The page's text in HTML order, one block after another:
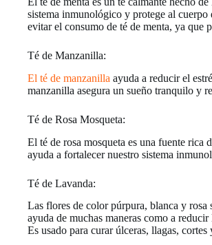
sistema inmunológico y protege al cuerpo
evitar el consumo de té de menta, ya que
Té de Manzanilla:
El té de manzanilla ayuda a reducir el
manzanilla asegura un sueño tranquilo y
Té de Rosa Mosqueta:
El té de rosa mosqueta es una fuente
ayuda a fortalecer nuestro sistema
Té de Lavanda:
Las flores de color púrpura, blanca y rosa
ayuda de muchas maneras como a
Es usado para curar úlceras, llagas, cortes